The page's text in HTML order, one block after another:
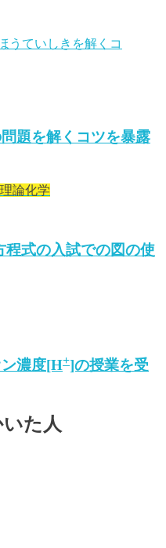
題を解くコツを暴露
理論化学
式の入試での図の使
ン濃度[H+]の授業を受
た人